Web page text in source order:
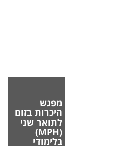
מפגש
היכרות בזום
לתואר שני
(MPH)
בלימודי